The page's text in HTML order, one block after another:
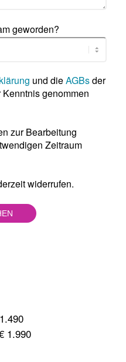
geworden?
und dieAGBsder
genommen
zur Bearbeitung
Zeitraum
widerrufen.
1.990